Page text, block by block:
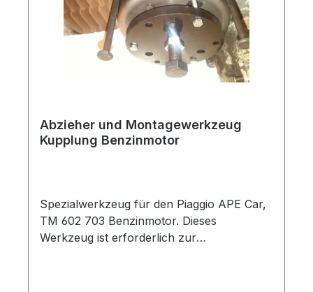
Abzieher und Montagewerkzeug
Kupplung Benzinmotor
Spezialwerkzeug für den Piaggio APE Car,
TM 602 703 Benzinmotor. Dieses
Werkzeug ist erforderlich zur